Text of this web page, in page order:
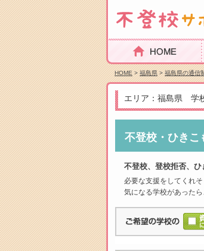
HOME
HOME>福島県>福島県の通信
エリア：福島県 学
不登校・ひきこ
不登校、登校拒否、ひ
必要な支援をしてくれ
気になる学校があった